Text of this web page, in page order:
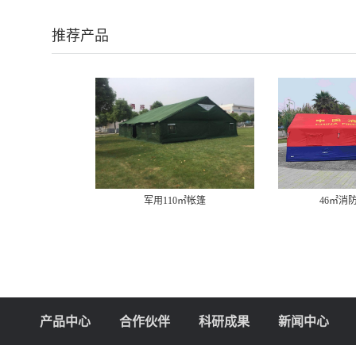
推荐产品
产品中心 合作伙伴 科研成果 新闻中心